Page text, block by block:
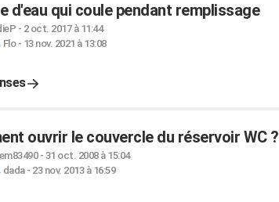
d'eau qui coule pendant remplissage
- 2 oct. 2017 à 11:44
Flo- 13 nov. 2021 à 13:08
ouvrir le couvercle du réservoir WC ?
- 31 oct. 2008 à 15:04
dada- 23 nov. 2013 à 16:59